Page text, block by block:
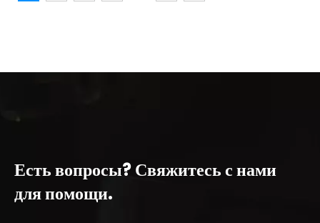
Есть вопросы? Свяжитесь с нами
для помощи.